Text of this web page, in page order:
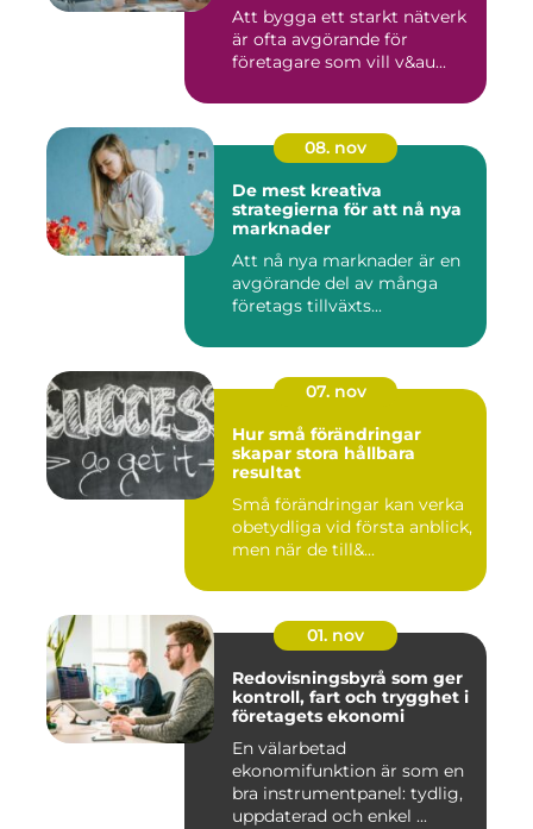
Att bygga ett starkt nätverk
är ofta avgörande för
företagare som vill v&au...
08. nov
De mest kreativa
strategierna för att nå nya
marknader
Att nå nya marknader är en
avgörande del av många
företags tillväxts...
07. nov
Hur små förändringar
skapar stora hållbara
resultat
Små förändringar kan verka
obetydliga vid första anblick,
men när de till&...
01. nov
Redovisningsbyrå som ger
kontroll, fart och trygghet i
företagets ekonomi
En välarbetad
ekonomifunktion är som en
bra instrumentpanel: tydlig,
uppdaterad och enkel ...